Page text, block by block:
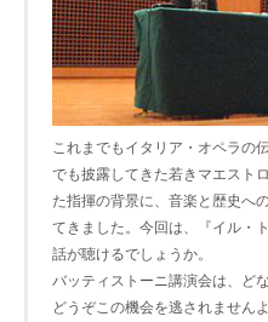
これまでもイタリア・オペラの
でも披露してきた若きマエスト
た指揮の背景に、音楽と歴史へ
てきました。今回は、『イル・
話が聴けるでしょうか。
バッティストーニ講演会は、ど
どうぞこの機会を逃されません